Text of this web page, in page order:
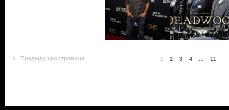
Предыдущая страница 1 2 3 4 ... 11